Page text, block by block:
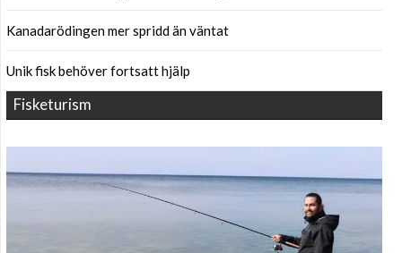
Kanadarödingen mer spridd än väntat
Unik fisk behöver fortsatt hjälp
Fisketurism